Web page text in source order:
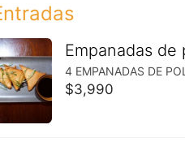
Empanadas de
4 EMPANADAS DE
$3,990